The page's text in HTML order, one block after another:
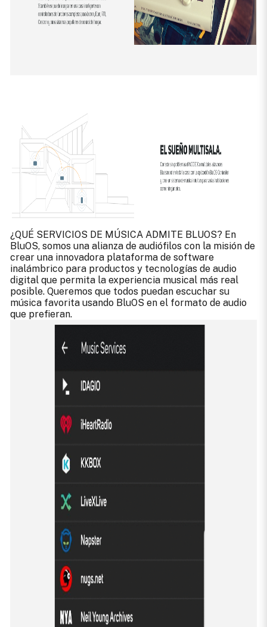
¿QUÉ SERVICIOS DE MÚSICA ADMITE BLUOS? En
BluOS, somos una alianza de audiófilos con la misión de
crear una innovadora plataforma de software
inalámbrico para productos y tecnologías de audio
digital que permita la experiencia musical más real
posible. Queremos que todos puedan escuchar su
música favorita usando BluOS en el formato de audio
que prefieran.